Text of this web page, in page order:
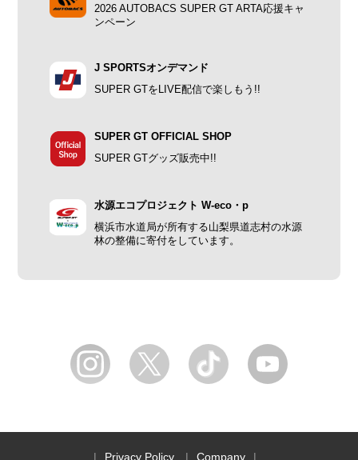
2026 AUTOBACS SUPER GT ARTA応援キャ
ンペーン
J SPORTSオンデマンド
SUPER GTをLIVE配信で楽しもう!!
SUPER GT OFFICIAL SHOP
SUPER GTグッズ販売中!!
水源エコプロジェクト W-eco・p
横浜市水道局が所有する山梨県道志村の水源
林の整備に寄付をしています。
Privacy Policy Company